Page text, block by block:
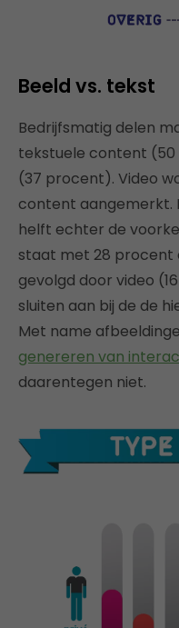
Beeld vs. tekst
Bedrijfsmatig delen
tekstuele content
(37 procent). Video
content aangemerkt.
helft echter de
staat met 28 procent
gevolgd door video
sluiten aan bij de de
Met name
genereren van
daarentegen niet.